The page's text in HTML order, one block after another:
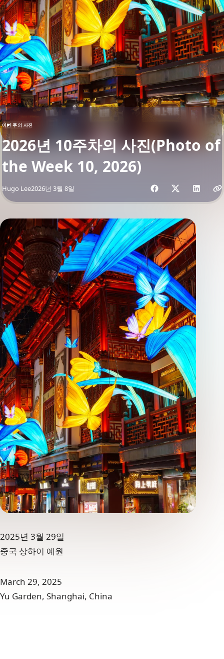
이번 주의 사진
2026년 10주차의 사진(Photo of
the Week 10, 2026)
By
Hugo Lee2026년 3월 8일 Share with friends
2025년 3월 29일
중국 상하이 예원
March 29, 2025
Yu Garden, Shanghai, China